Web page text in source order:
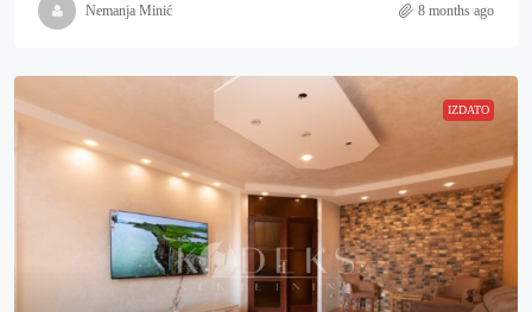
Nemanja Minić 8 months ago
IZDATO